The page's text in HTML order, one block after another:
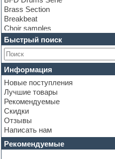
Brass Section
Breakbeat
Choir samples
Chris Hein Samples
Cinematic samples
Club bass
Club leads
Club sounds
Construction kits
Convolution
Cubase
Dance drums
Dance music production tutorials
DAW
Disco samples
DJ Software
Быстрый поиск
Информация
Новые поступления
Лучшие товары
Рекомендуемые
Скидки
Отзывы
Написать нам
Рекомендуемые